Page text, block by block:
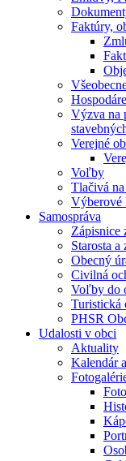
Faktúry,
Výzva na
Verejné
Voľby
Tlačivá
Výberové
Samospráva
Zápisnice
Starosta
Obecný
Civilná
Voľby do
Turistická
PHSR
Udalosti v obci
Aktuality
Kalendár